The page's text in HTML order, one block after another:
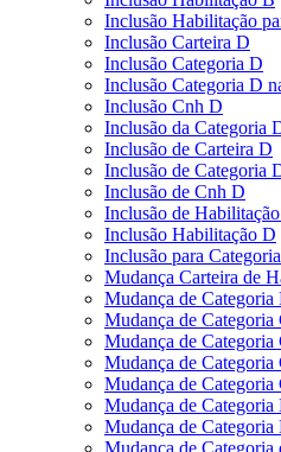
Inclusão Habilitação
Inclusão Carteira D
Inclusão Categoria D
Inclusão Categoria D
Inclusão Cnh D
Inclusão da Categoria
Inclusão de Carteira D
Inclusão de Categoria
Inclusão de Cnh D
Inclusão de
Inclusão Habilitação D
Inclusão para
Mudança Carteira de
Mudança de Categoria
Mudança de Categoria
Mudança de
Mudança de Categoria
Mudança de Categoria
Mudança de Categoria
Mudança de Categoria
Mudança de Categoria